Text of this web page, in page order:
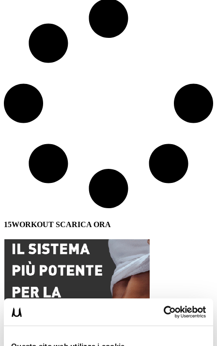
15WORKOUT SCARICA ORA